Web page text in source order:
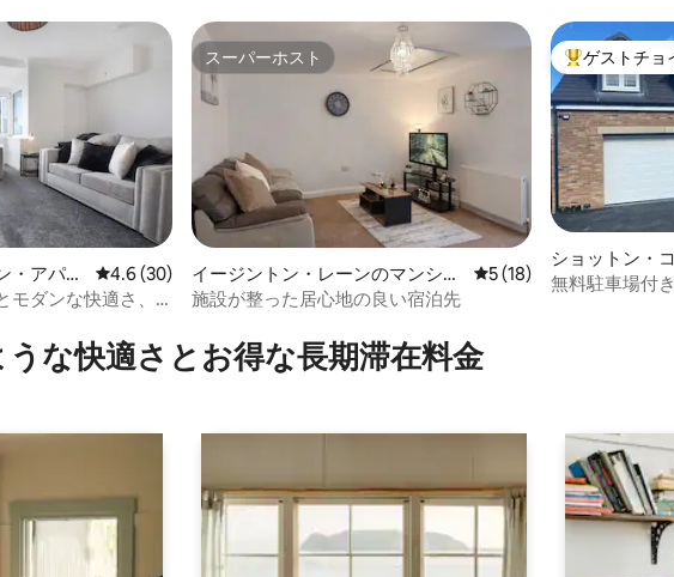
平均評価
・アパー
レビュー30件、5つ星中4.6つ星の平均評価
4.6 (30)
モダンな快適さ、4
スーパーホスト
スーパーホスト
イージントン・レーンのマンショ
ン・アパート
レビュー18件、5つ星中
5 (18)
施設が整った居心地の良い宿泊先
大好評のゲス
ゲストチョ
ショットン・
フト
無料駐車場付
な快⁠適⁠さ⁠とお⁠得⁠な長⁠期⁠滞⁠在料⁠金